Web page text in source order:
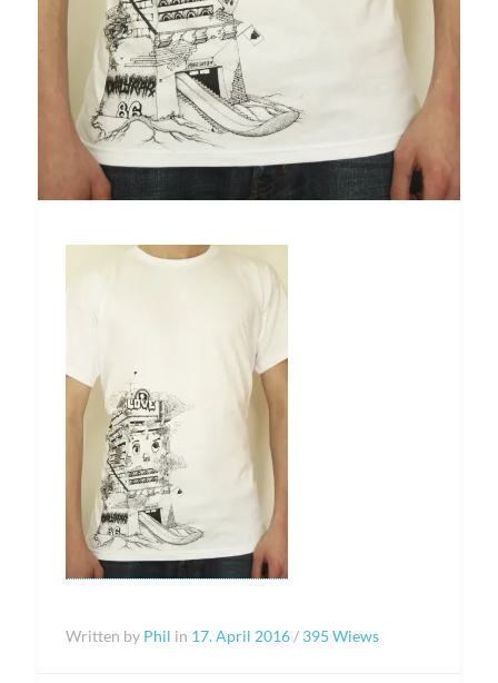
Written by Phil in 17. April 2016 / 395 Wiews